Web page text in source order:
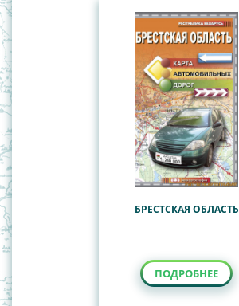
БРЕСТСКАЯ ОБЛАСТЬ
ПОДРОБНЕЕ